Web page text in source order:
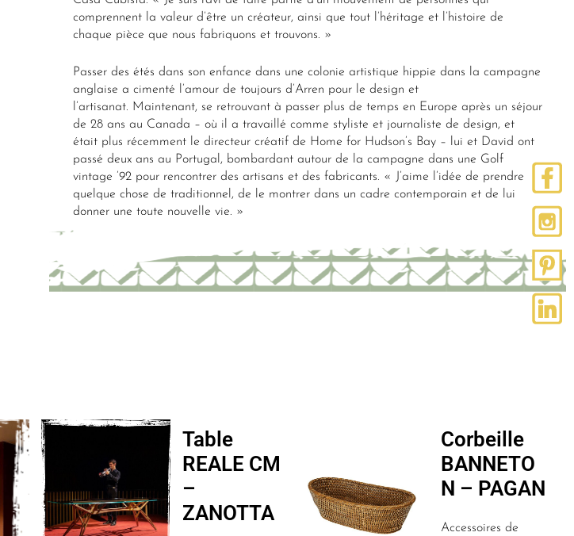
comprennent la valeur d’être un créateur, ainsi que tout l’héritage et l’histoire de
chaque pièce que nous fabriquons et trouvons. »
Passer des étés dans son enfance dans une colonie artistique hippie dans la campagne
anglaise a cimenté l’amour de toujours d’Arren pour le design et
l’artisanat. Maintenant, se retrouvant à passer plus de temps en Europe après un séjour
de 28 ans au Canada – où il a travaillé comme styliste et journaliste de design, et
était plus récemment le directeur créatif de Home for Hudson’s Bay – lui et David ont
passé deux ans au Portugal, bombardant autour de la campagne dans une Golf
vintage ’92 pour rencontrer des artisans et des fabricants. « J’aime l’idée de prendre
quelque chose de traditionnel, de le montrer dans un cadre contemporain et de lui
donner une toute nouvelle vie. »
Table
REALE CM
–
ZANOTTA
Corbeille
BANNETO
N – PAGAN
Accessoires de